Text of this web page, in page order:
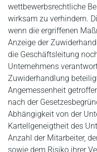
wettbewerbsrechtliche
wirksam zu verhindern.
wenn die ergriffenen
Anzeige der
die Geschäftsleitung
Unternehmens
Zuwiderhandlung
Angemessenheit
nach der
Abhängigkeit von der
Kartellgeneigtheit des
Anzahl der Mitarbeiter,
sowie dem Risiko ihrer